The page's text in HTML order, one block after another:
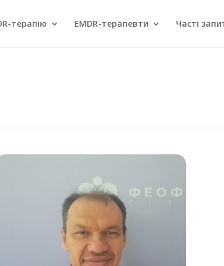
терапію EMDR-терапевти Часті